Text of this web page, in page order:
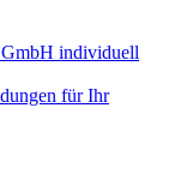
GmbH individuell
für Ihr